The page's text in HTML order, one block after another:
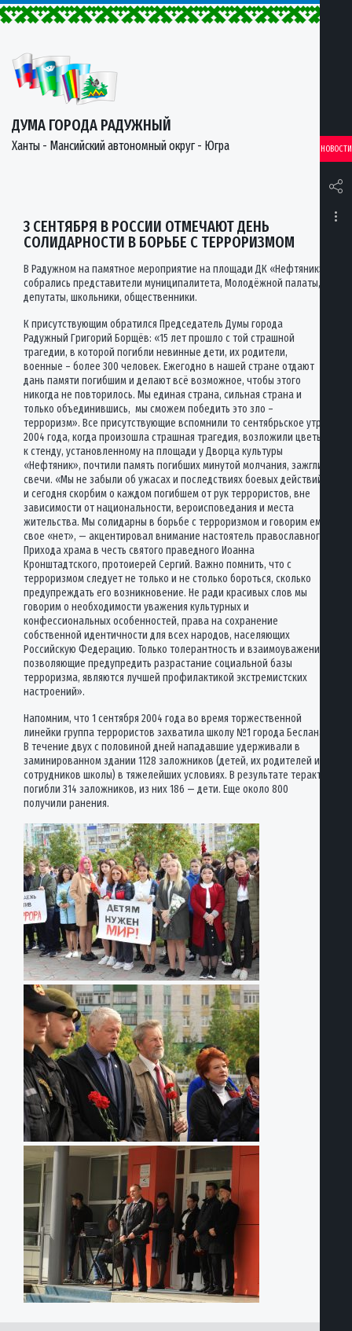
ДУМА ГОРОДА РАДУЖНЫЙ
Ханты - Мансийский автономный округ - Югра НОВОСТИ
3 СЕНТЯБРЯ В РОССИИ ОТМЕЧАЮТ ДЕНЬ
СОЛИДАРНОСТИ В БОРЬБЕ С ТЕРРОРИЗМОМ
В Радужном на памятное мероприятие на площади ДК «Нефтяник»
собрались представители муниципалитета, Молодёжной палаты,
депутаты, школьники, общественники.
К присутствующим обратился Председатель Думы города
Радужный Григорий Борщёв: «15 лет прошло с той страшной
трагедии, в которой погибли невинные дети, их родители,
военные – более 300 человек. Ежегодно в нашей стране отдают
дань памяти погибшим и делают всё возможное, чтобы этого
никогда не повторилось. Мы единая страна, сильная страна и
только объединившись, мы сможем победить это зло –
терроризм». Все присутствующие вспомнили то сентябрьское утро
2004 года, когда произошла страшная трагедия, возложили цветы
к стенду, установленному на площади у Дворца культуры
«Нефтяник», почтили память погибших минутой молчания, зажгли
свечи. «Мы не забыли об ужасах и последствиях боевых действий
и сегодня скорбим о каждом погибшем от рук террористов, вне
зависимости от национальности, вероисповедания и места
жительства. Мы солидарны в борьбе с терроризмом и говорим ему
свое «нет», — акцентировал внимание настоятель православного
Прихода храма в честь святого праведного Иоанна
Кронштадтского, протоиерей Сергий. Важно помнить, что с
терроризмом следует не только и не столько бороться, сколько
предупреждать его возникновение. Не ради красивых слов мы
говорим о необходимости уважения культурных и
конфессиональных особенностей, права на сохранение
собственной идентичности для всех народов, населяющих
Российскую Федерацию. Только толерантность и взаимоуважение,
позволяющие предупредить разрастание социальной базы
терроризма, являются лучшей профилактикой экстремистских
настроений».
Напомним, что 1 сентября 2004 года во время торжественной
линейки группа террористов захватила школу №1 города Беслана.
В течение двух с половиной дней нападавшие удерживали в
заминированном здании 1128 заложников (детей, их родителей и
сотрудников школы) в тяжелейших условиях. В результате теракта
погибли 314 заложников, из них 186 — дети. Еще около 800
получили ранения.